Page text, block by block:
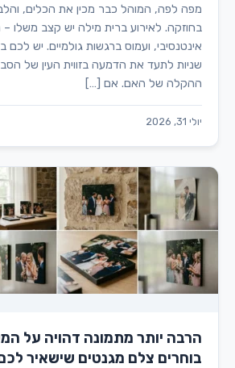
מפה לפה, המוהל כבר מכין את הכלים,
בחוזקה. לאירוע ברית מילה יש קצב משלו –
אינטנסיבי, ועמוס ברגשות גולמיים. יש לכם
שניות לתעד את הדמעה בזווית העין של
ההקלה של האם. אם […]
יולי 31, 2026
הרבה יותר מתמונה דהויה על
בוחרים צלם מגנטים שישאיר